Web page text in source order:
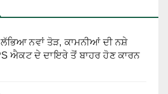
ਨਵਾਂ ਤੋੜ, ਕਾਮਨੀਆਂ ਦੀ ਨਸ਼ੇ
ਐਕਟ ਦੇ ਦਾਇਰੇ ਤੋਂ ਬਾਹਰ ਹੋਣ ਕਾਰਨ